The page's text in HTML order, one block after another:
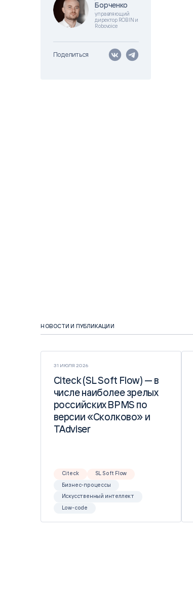
Цитрос
АВТОМАТИЗАЦИЯ ЭДО
Citeck
LOW-CODE BPM-ПЛАТФОРМА
ВИДЕОАНАЛИТИКА
Борченко
Борченко
управляющий
директор ROBIN и
Robovoice
Поделиться
НОВОСТИ И ПУБЛИКАЦИИ
31 ИЮЛЯ 2026
Citeck (SL Soft Flow) — в
числе наиболее зрелых
российских BPMS по
версии «Сколково» и
TAdviser
Citeck (SL Soft Flow) — в
числе наиболее зрелых
российских BPMS по
версии «Сколково» и
TAdviser
Citeck
SL Soft Flow
Бизнес-процессы
Искусственный интеллект
Low-code